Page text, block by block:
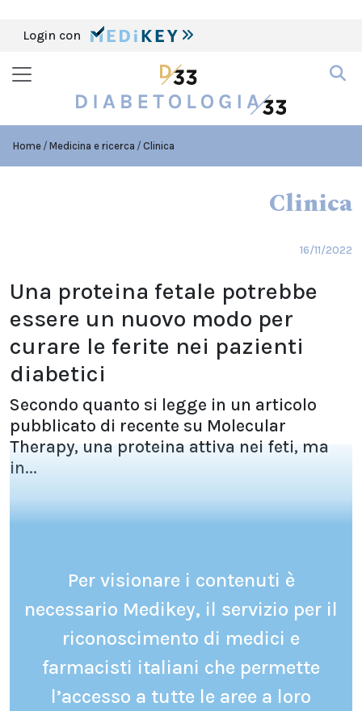
Login con
Home Medicina e ricerca Clinica
Clinica
16/11/2022
Una proteina fetale potrebbe
essere un nuovo modo per
curare le ferite nei pazienti
diabetici
Secondo quanto si legge in un articolo
pubblicato di recente su Molecular
Therapy, una proteina attiva nei feti, ma
in...
Per visionare i contenuti è
necessario Medikey, il servizio per il
riconoscimento di medici e
farmacisti italiani che permette
l’accesso a tutte le aree a loro